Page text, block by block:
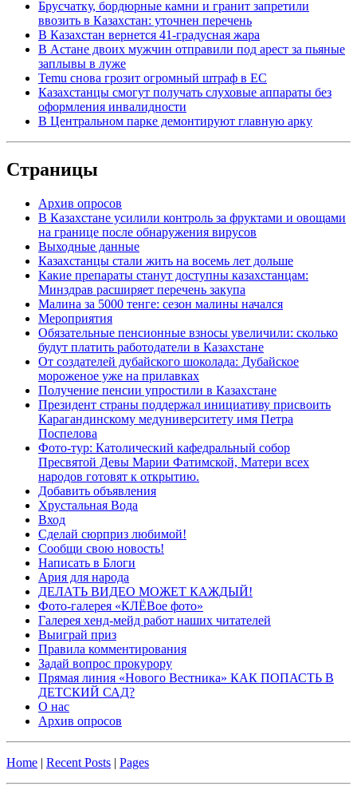
Брусчатку, бордюрные камни и гранит запретили
ввозить в Казахстан: уточнен перечень
В Казахстан вернется 41-градусная жара
В Астане двоих мужчин отправили под арест за пьяные
заплывы в луже
Temu снова грозит огромный штраф в ЕС
Казахстанцы смогут получать слуховые аппараты без
оформления инвалидности
В Центральном парке демонтируют главную арку
Страницы
Архив опросов
В Казахстане усилили контроль за фруктами и овощами
на границе после обнаружения вирусов
Выходные данные
Казахстанцы стали жить на восемь лет дольше
Какие препараты станут доступны казахстанцам:
Минздрав расширяет перечень закупа
Малина за 5000 тенге: сезон малины начался
Мероприятия
Обязательные пенсионные взносы увеличили: сколько
будут платить работодатели в Казахстане
От создателей дубайского шоколада: Дубайское
мороженое уже на прилавках
Получение пенсии упростили в Казахстане
Президент страны поддержал инициативу присвоить
Карагандинскому медуниверситету имя Петра
Поспелова
Фото-тур: Католический кафедральный собор
Пресвятой Девы Марии Фатимской, Матери всех
народов готовят к открытию.
Добавить объявления
Хрустальная Вода
Вход
Сделай сюрприз любимой!
Сообщи свою новость!
Написать в Блоги
Ария для народа
ДЕЛАТЬ ВИДЕО МОЖЕТ КАЖДЫЙ!
Фото-галерея «КЛЁВое фото»
Галерея хенд-мейд работ наших читателей
Выиграй приз
Правила комментирования
Задай вопрос прокурору
Прямая линия «Нового Вестника» КАК ПОПАСТЬ В
ДЕТСКИЙ САД?
О нас
Архив опросов
Home | Recent Posts | Pages